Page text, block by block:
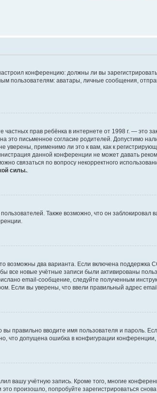
конференцию: должны ли вы
пользователям: аватары, личные сообщения,
частных прав ребёнка в интернете от 1998 г. — это
письменное согласие родителей. Допустимо
применимо ли это к вам, как к
данной конференции не может давать
связаться по вопросу некорректного
силы..
Также возможно, что он
возможны два варианта. Если включена поддержка
все новые учётные записи были активированы
email-сообщение, следуйте полученным
Если вы уверены, что ввели правильный адрес
правильно вводите имя пользователя и пароль.
что допущена ошибка в конфигурации
вашу учётную запись. Кроме того, многие
произошло, попробуйте зарегистрироваться снова